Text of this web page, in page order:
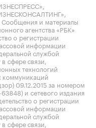
Сообщения и материалы
агентства «РБК»
о регистрации
информации
службой
сфере связи,
технологий
коммуникаций
09.12.2015 за номером
и сетевого издания
о регистрации
информации
службой
сфере связи,